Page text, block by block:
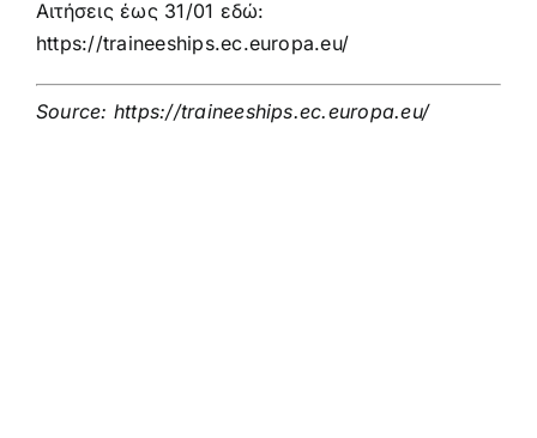
Αιτήσεις έως 31/01 εδώ:
https://traineeships.ec.europa.eu/
Source: https://traineeships.ec.europa.eu/